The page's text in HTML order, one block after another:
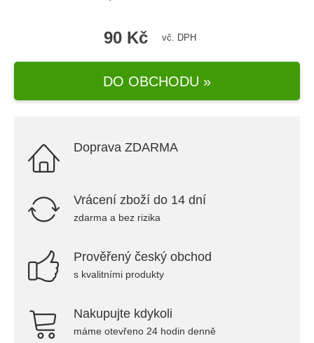
90 Kč vč. DPH
DO OBCHODU »
Doprava ZDARMA
Vrácení zboží do 14 dní
zdarma a bez rizika
Prověřený český obchod
s kvalitními produkty
Nakupujte kdykoli
máme otevřeno 24 hodin denně